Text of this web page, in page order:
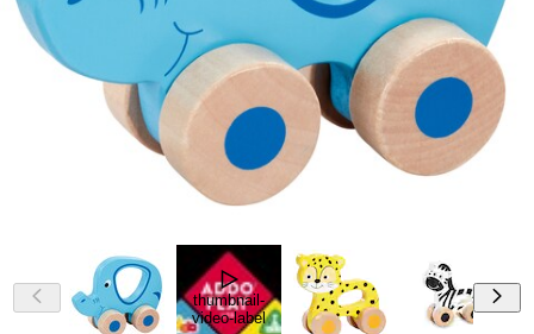
thumbnail-
video-label